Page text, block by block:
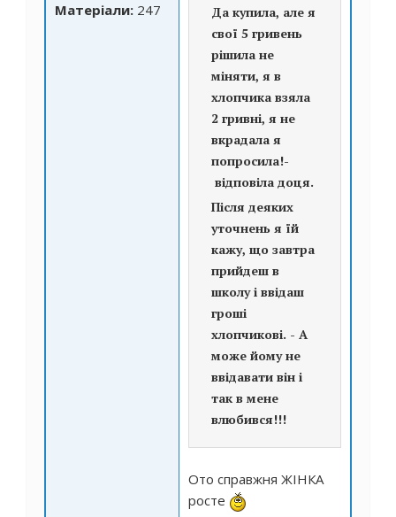
Матеріали: 247
Да купила, але я
свої 5 гривень
рішила не
міняти, я в
хлопчика взяла
2 гривні, я не
вкрадала я
попросила!-
відповіла доця.
Після деяких
уточнень я їй
кажу, що завтра
прийдеш в
школу і ввідаш
гроші
хлопчикові. - А
може йому не
ввідавати він і
так в мене
влюбився!!!
Ото справжня ЖІНКА
росте